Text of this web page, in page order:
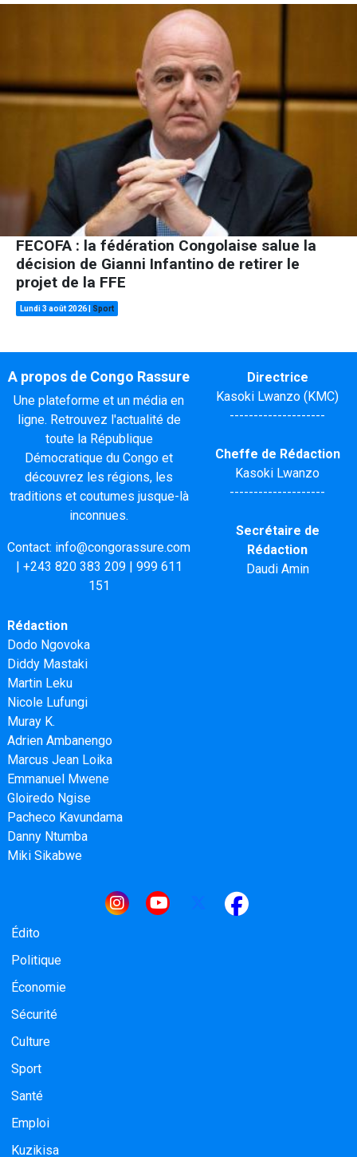
FECOFA : la fédération Congolaise salue la
décision de Gianni Infantino de retirer le
projet de la FFE
Lundi 3 août 2026 Sport
A propos de Congo Rassure
Une plateforme et un média en
ligne. Retrouvez l'actualité de
toute la République
Démocratique du Congo et
découvrez les régions, les
traditions et coutumes jusque-là
inconnues.
Contact: info@congorassure.com
| +243 820 383 209| 999 611
151
Directrice
Kasoki Lwanzo (KMC)
--------------------
Cheffe de Rédaction
Kasoki Lwanzo
--------------------
Secrétaire de
Rédaction
Daudi Amin
Rédaction
Dodo Ngovoka
Diddy Mastaki
Martin Leku
Nicole Lufungi
Muray K.
Adrien Ambanengo
Marcus Jean Loika
Emmanuel Mwene
Gloiredo Ngise
Pacheco Kavundama
Danny Ntumba
Miki Sikabwe
Navigation principale
Édito
Politique
Économie
Sécurité
Culture
Sport
Santé
Emploi
Kuzikisa